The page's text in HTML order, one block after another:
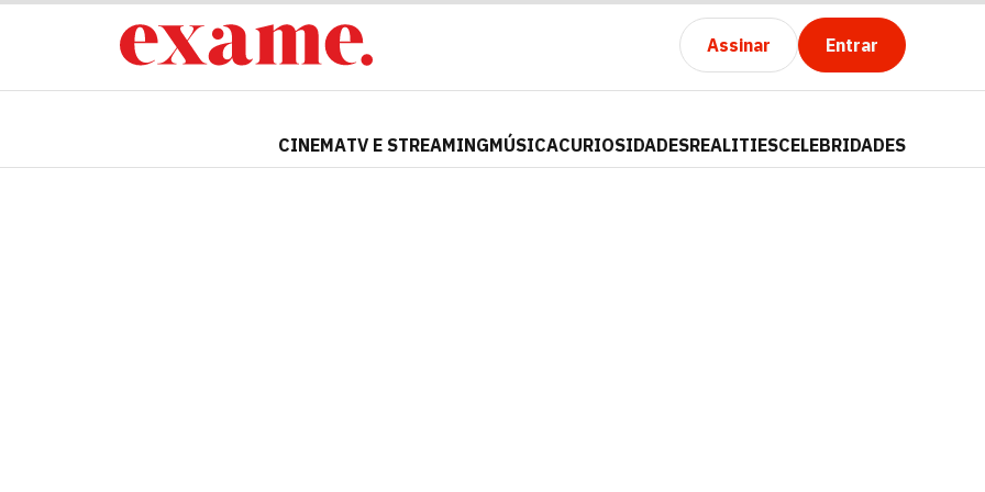
Assinar Entrar
CINEMATV E STREAMINGMÚSICACURIOSIDADESREALITIESCELEBRIDADES